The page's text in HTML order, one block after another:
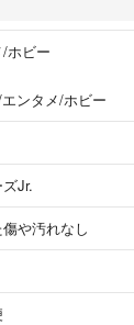
おります。
ホビー
ンタメ/ホビー
Jr.
や汚れなし